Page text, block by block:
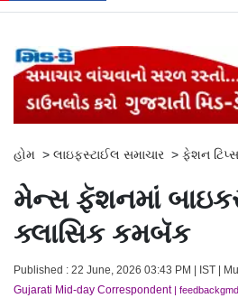
હોમ > લાઇફસ્ટાઈલ સમાચાર > ફેશન ટિપ્સ
મેન્સ ફૅશનમાં
ક્લાસિક કમબૅક
Published : 22 June, 2026 03:43 PM | IST |
Gujarati Mid-day Correspondent|